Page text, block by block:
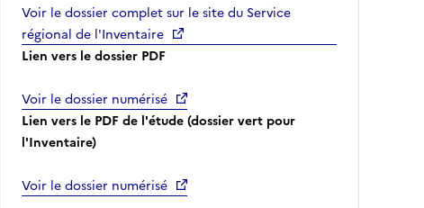
Voir le dossier complet sur le site du Service
régional de l'Inventaire
Lien vers le dossier PDF
Voir le dossier numérisé
Lien vers le PDF de l'étude (dossier vert pour
l'Inventaire)
Voir le dossier numérisé